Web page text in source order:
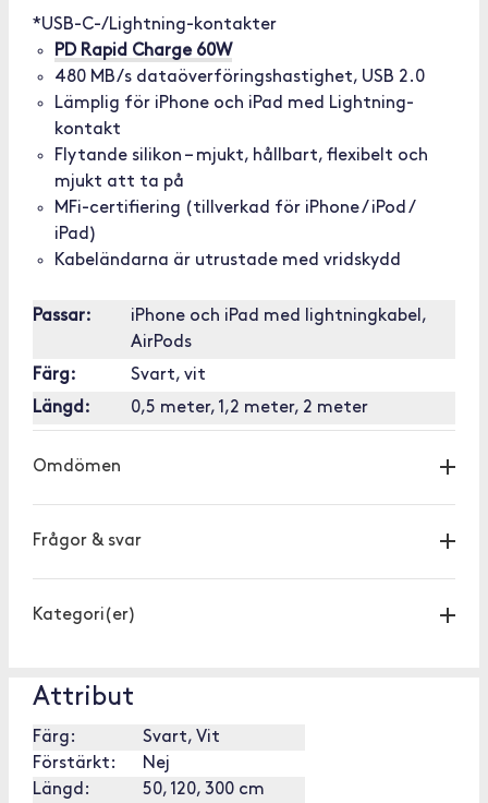
*USB-C-/Lightning-kontakter
PD Rapid Charge 60W
480 MB/s dataöverföringshastighet, USB 2.0
Lämplig för iPhone och iPad med Lightning-
kontakt
Flytande silikon – mjukt, hållbart, flexibelt och
mjukt att ta på
MFi-certifiering (tillverkad för iPhone / iPod /
iPad)
Kabeländarna är utrustade med vridskydd
Passar:
iPhone och iPad med lightningkabel,
AirPods
Färg:
Svart, vit
Längd:
0,5 meter, 1,2 meter, 2 meter
Omdömen
Frågor & svar
Kategori(er)
Attribut
Färg:
Svart, Vit
Förstärkt:
Nej
Längd:
50, 120, 300 cm